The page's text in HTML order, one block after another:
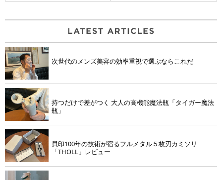
次世代のメンズ美容の効率重視で選ぶならこれだ
持つだけで差がつく 大人の高機能魔法瓶「タイガー魔法
瓶」
貝印100年の技術が宿るフルメタル５枚刃カミソリ
「THOLL」レビュー